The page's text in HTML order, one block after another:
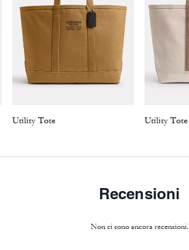
Utility Tote Utility Tote
Recensioni
Non ci sono ancora recensioni.